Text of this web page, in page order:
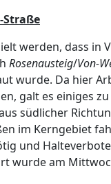
Straße
werden, dass in
Rosenausteig/Von-
wurde. Da hier
galt es einiges
südlicher
im Kerngebiet
und
wurde am